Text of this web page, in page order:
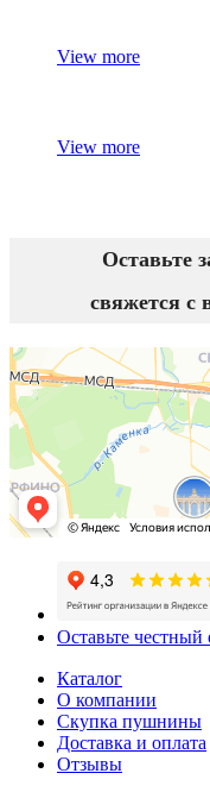
View more
View more
Оставьте
свяжется с
Оставьте честный
Каталог
О компании
Скупка пушнины
Доставка и оплата
Отзывы